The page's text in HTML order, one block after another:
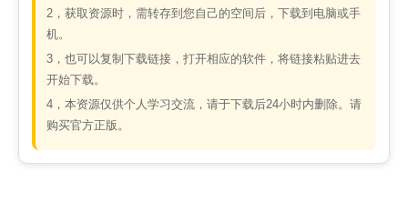
2，获取资源时，需转存到您自己的空间后，下载到电脑或手
机。
3，也可以复制下载链接，打开相应的软件，将链接粘贴进去
开始下载。
4，本资源仅供个人学习交流，请于下载后24小时内删除。请
购买官方正版。